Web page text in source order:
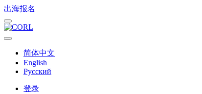
出海报名
简体中文
English
Русский
登录